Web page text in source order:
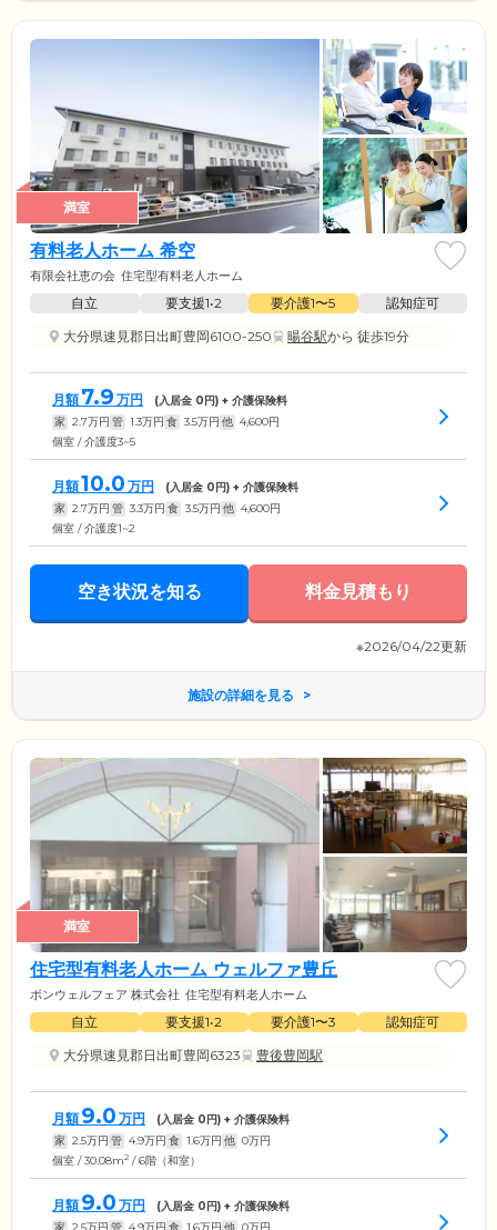
満室
有料老人ホーム 希空
有限会社恵の会 住宅型有料老人ホーム
自立 要支援1•2 要介護1〜5
認知症可
大分県速見郡日出町豊岡6100-250
暘谷駅から 徒歩19分
月額 7.9 万円 (入居金 0円) + 介護保険料
家 2.7万円 管 1.3万円 食 3.5万円 他 4,600円
個室 / 介護度3~5
月額10.0 万円 (入居金 0円) + 介護保険料
家 2.7万円 管 3.3万円 食 3.5万円 他 4,600円
個室 / 介護度1~2
空き状況を知る 料金見積もり
※2026/04/22更新
施設の詳細を見る
満室
住宅型有料老人ホーム ウェルファ豊丘
ボンウェルフェア 株式会社 住宅型有料老人ホーム
自立 要支援1•2 要介護1〜3
認知症可
大分県速見郡日出町豊岡6323
豊後豊岡駅
月額 9.0 万円 (入居金 0円) + 介護保険料
家 2.5万円 管 4.9万円 食 1.6万円 他 0万円
個室 / 30.08m2 / 6階（和室）
月額 9.0 万円 (入居金 0円) + 介護保険料